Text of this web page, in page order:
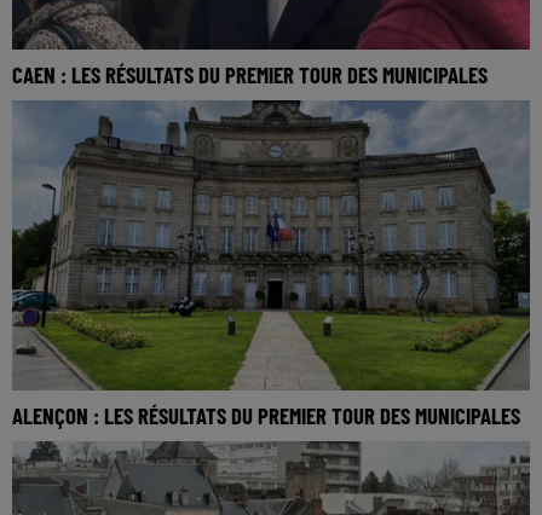
CAEN : LES RÉSULTATS DU PREMIER TOUR DES MUNICIPALES
ALENÇON : LES RÉSULTATS DU PREMIER TOUR DES MUNICIPALES